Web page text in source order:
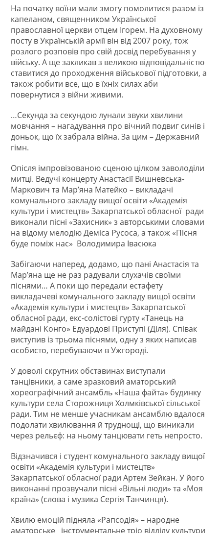
На початку воїни мали змогу помолитися разом із
капеланом, священником Української
православної церкви отцем Ігорем. На духовному
посту в Українській армії він від 2007 року, тож
розлого розповів про свій досвід перебування у
війську. А ще закликав з великою відповідальністю
ставитися до проходження військової підготовки, а
також робити все, що в їхніх силах аби
повернутися з війни живими.
…Секунда за секундою лунали звуки хвилини
мовчання – нагадування про вічний подвиг синів і
доньок, що їх забрала війна. За цим – Державний
гімн.
Опісля імпровізованою сценою цілком заволоділи
митці. Ведучі концерту Анастасії Вишневська-
Маркович та Мар’яна Матейко – викладачі
комунального закладу вищої освіти «Академія
культури і мистецтв» Закарпатської обласної ради
виконали пісні «Захисник» з авторськими словами
на відому мелодію Деміса Русоса, а також «Пісня
буде поміж нас» Володимира Івасюка
Забігаючи наперед, додамо, що пані Анастасія та
Мар’яна ще не раз радували слухачів своїми
піснями… А поки що передали естафету
викладачеві комунального закладу вищої освіти
«Академія культури і мистецтв» Закарпатської
обласної ради, екс-солістові гурту «Танець на
майдані Конго» Едуардові Приступі (Діля). Співак
виступив із трьома піснями, одну з яких написав
особисто, перебуваючи в Ужгороді.
У доволі скрутних обставинах виступали
танцівники, а саме зразковий аматорський
хореографічний ансамбль «Наша файта» будинку
культури села Сторожниця Холмківської сільської
ради. Тим не менше учасникам ансамблю вдалося
подолати хвилювання й труднощі, що виникали
через рельєф: на ньому танцювати геть непросто.
Відзначився і студент комунального закладу вищої
освіти «Академія культури і мистецтв»
Закарпатської обласної ради Артем Зейкан. У його
виконанні прозвучали пісні «Вільні люди» та «Моя
країна» (слова і музика Сергія Танчинця).
Хвилю емоцій підняла «Рапсодія» – народне
аматорське інструментальне тріо відділу культури